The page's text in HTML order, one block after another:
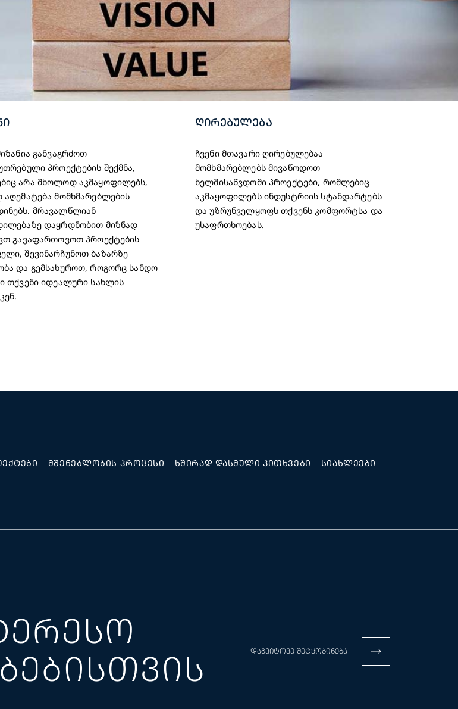
განვაგრძოთ
პროექტების შექმნა,
არა მხოლოდ აკმაყოფილებს,
აღემატება მომხმარებლების
მრავალწლიან
დაყრდნობით მიზნად
გავაფართოვოთ პროექტების
შევინარჩუნოთ ბაზარზე
და გემსახუროთ, როგორც სანდო
თქვენი იდეალური სახლის
ᲦᲘᲠᲔᲑᲣᲚᲔᲑᲐ
ჩვენი მთავარი ღირებულებაა
მომხმარებლებს მივაწოდოთ
ხელმისაწვდომი პროექტები, რომლებიც
აკმაყოფილებს ინდუსტრიის სტანდარტებს
და უზრუნველყოფს თქვენს კომფორტსა და
უსაფრთხოებას.
ᲛᲨᲔᲜᲔᲑᲚᲝᲑᲘᲡ ᲞᲠᲝᲪᲔᲡᲘ ᲮᲨᲘᲠᲐᲓ ᲓᲐᲡᲛᲣᲚᲘ ᲙᲘᲗᲮᲕᲔᲑᲘ ᲡᲘᲐᲮᲚᲔᲔᲑᲘ
ᲓᲐᲒᲕᲘᲢᲝᲕᲔ ᲨᲔᲢᲧᲝᲑᲘᲜᲔᲑᲐ